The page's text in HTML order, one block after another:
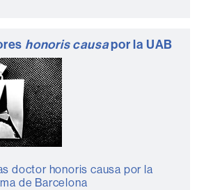
honoris causapor la UAB
doctor honoris causa por la
de Barcelona